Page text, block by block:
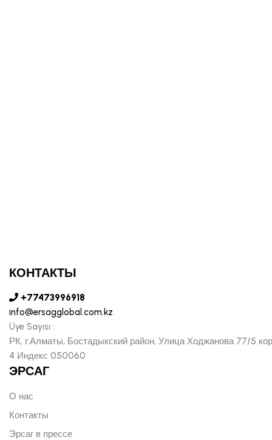
КОНТАКТЫ
+77473996918
info@ersagglobal.com.kz
Üye Sayısı :
РК, г.Алматы, Бостадыкский район, Улица Ходжанова 77/5
4 Индекс 050060
ЭРСАГ
О нас
Контакты
Эрсаг в прессе